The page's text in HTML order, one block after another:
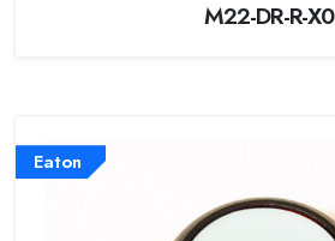
M22-DR-R-X0
Eaton